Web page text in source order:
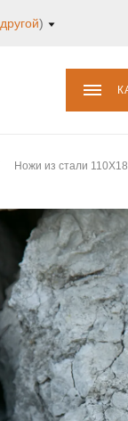
)
Ножи из стали 110Х18